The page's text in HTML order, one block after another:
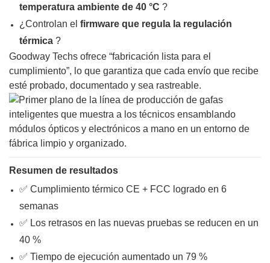
temperatura ambiente de 40 °C ?
¿Controlan el firmware que regula la regulación
térmica?
Goodway Techs ofrece “fabricación lista para el
cumplimiento”, lo que garantiza que cada envío que recibe
esté probado, documentado y sea rastreable.
Resumen de resultados
✅ Cumplimiento térmico CE + FCC logrado en 6
semanas
✅ Los retrasos en las nuevas pruebas se reducen en un
40 %
✅ Tiempo de ejecución aumentado un 79 %